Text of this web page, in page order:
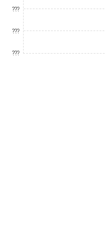
???
???
???